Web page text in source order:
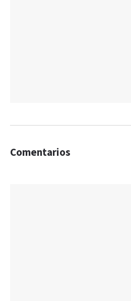
Comentarios